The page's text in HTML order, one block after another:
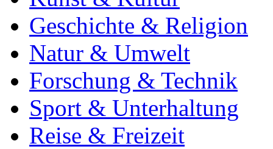
Geschichte & Religion
Natur & Umwelt
Forschung & Technik
Sport & Unterhaltung
Reise & Freizeit